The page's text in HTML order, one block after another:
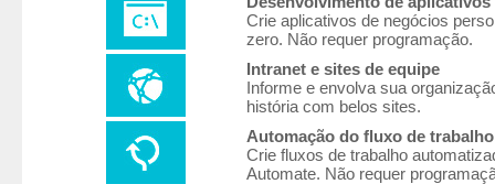
Crie aplicativos de negócios
zero. Não requer programação.
Intranet e sites de equipe
Informe e envolva sua
história com belos sites.
Automação do fluxo de trabalho
Crie fluxos de trabalho
Automate. Não requer